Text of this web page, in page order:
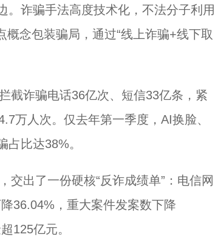
。诈骗手法高度技术化，不法分子利用
念包装骗局，通过“线上诈骗+线下取
诈骗电话36亿次、短信33亿条，紧
万人次。仅去年第一季度，AI换脸、
比达38%。
出了一份硬核“反诈成绩单”：电信网
36.04%，重大案件发案数下降
125亿元。